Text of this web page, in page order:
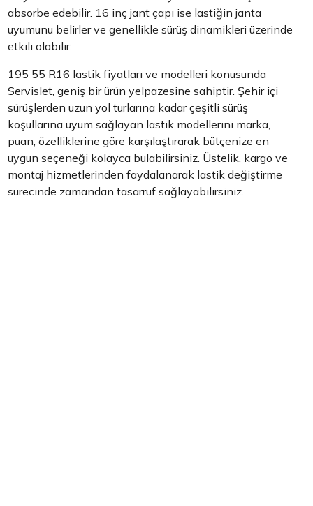
absorbe edebilir. 16 inç jant çapı ise lastiğin janta
uyumunu belirler ve genellikle sürüş dinamikleri üzerinde
etkili olabilir.
195 55 R16 lastik fiyatları ve modelleri konusunda
Servislet, geniş bir ürün yelpazesine sahiptir. Şehir içi
sürüşlerden uzun yol turlarına kadar çeşitli sürüş
koşullarına uyum sağlayan lastik modellerini marka,
puan, özelliklerine göre karşılaştırarak bütçenize en
uygun seçeneği kolayca bulabilirsiniz. Üstelik, kargo ve
montaj hizmetlerinden faydalanarak lastik değiştirme
sürecinde zamandan tasarruf sağlayabilirsiniz.